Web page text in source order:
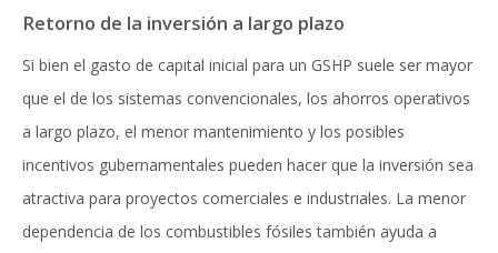
Retorno de la inversión a largo plazo
Si bien el gasto de capital inicial para un GSHP suele ser mayor
que el de los sistemas convencionales, los ahorros operativos
a largo plazo, el menor mantenimiento y los posibles
incentivos gubernamentales pueden hacer que la inversión sea
atractiva para proyectos comerciales e industriales. La menor
dependencia de los combustibles fósiles también ayuda a